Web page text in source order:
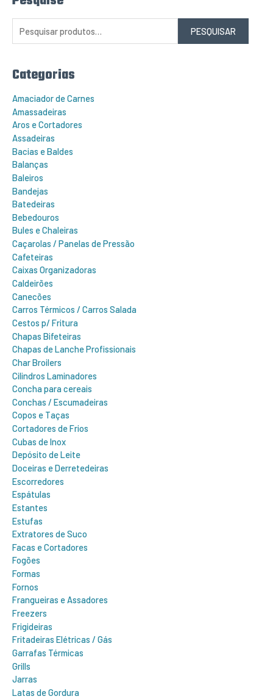
e
p
:
PESQUISAR
Categorias
Amaciador de Carnes
Amassadeiras
Aros e Cortadores
Assadeiras
Bacias e Baldes
Balanças
Baleiros
Bandejas
Batedeiras
Bebedouros
Bules e Chaleiras
Caçarolas / Panelas de Pressão
Cafeteiras
Caixas Organizadoras
Caldeirões
Canecões
Carros Térmicos / Carros Salada
Cestos p/ Fritura
Chapas Bifeteiras
Chapas de Lanche Profissionais
Char Broilers
Cilindros Laminadores
Concha para cereais
Conchas / Escumadeiras
Copos e Taças
Cortadores de Frios
Cubas de Inox
Depósito de Leite
Doceiras e Derretedeiras
Escorredores
Espátulas
Estantes
Estufas
Extratores de Suco
Facas e Cortadores
Fogões
Formas
Fornos
Frangueiras e Assadores
Freezers
Frigideiras
Fritadeiras Elétricas / Gás
Garrafas Térmicas
Grills
Jarras
Latas de Gordura